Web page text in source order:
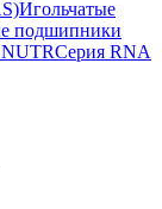
Игольчатые
подшипники
Серия RNA